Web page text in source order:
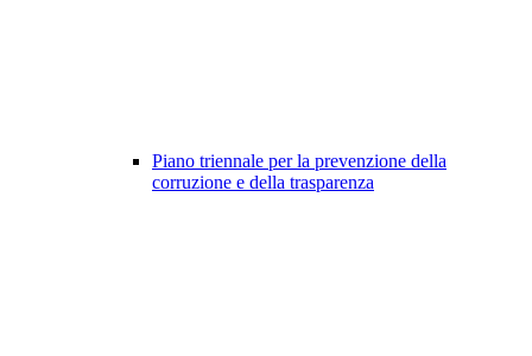
Piano triennale per la prevenzione della
corruzione e della trasparenza